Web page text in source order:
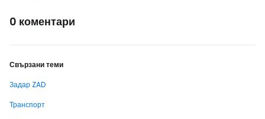
0 коментари
Свързани теми
Задар ZAD
Транспорт